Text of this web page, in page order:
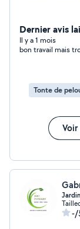
Dernier avis
Il y a 1 mois
Tonte de
-/